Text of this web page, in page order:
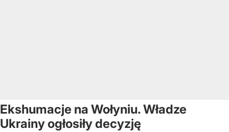
Ekshumacje na Wołyniu. Władze
Ukrainy ogłosiły decyzję